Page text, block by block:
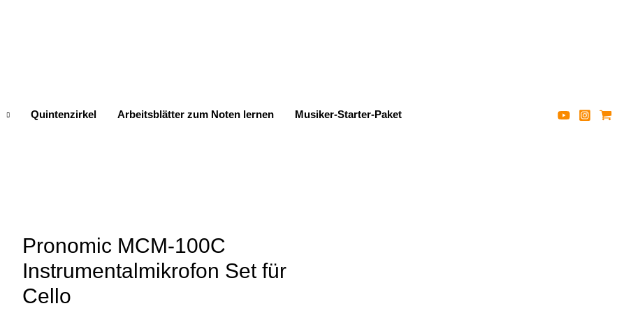
Quintenzirkel Arbeitsblätter zum Noten lernen Musiker-Starter-Paket
Pronomic MCM-100C
Instrumentalmikrofon Set für
Cello